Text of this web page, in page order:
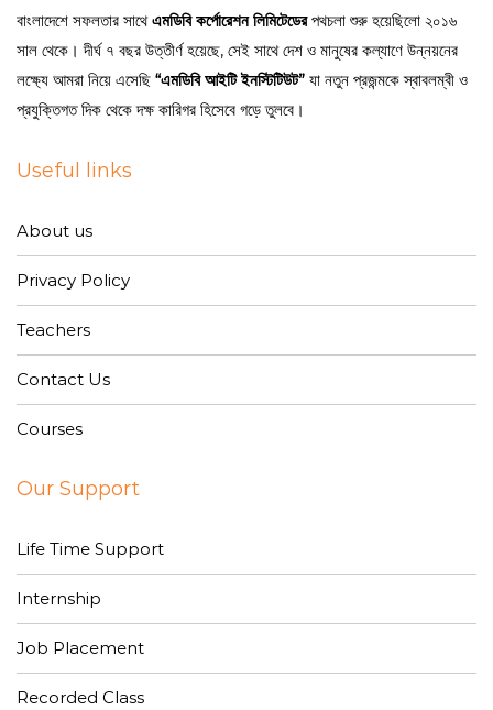
বাংলাদেশে সফলতার সাথেএমডিবি কর্পোরেশন লিমিটেডেরপথচলা শুরু হয়েছিলো ২০১৬
সাল থেকে। দীর্ঘ ৭ বছর উত্তীর্ণ হয়েছে, সেই সাথে দেশ ও মানুষের কল্যাণে উন্নয়নের
লক্ষ্যে আমরা নিয়ে এসেছি “এমডিবি আইটি ইনস্টিটিউট” যা নতুন প্রজন্মকে স্বাবলম্বী ও
প্রযুক্তিগত দিক থেকে দক্ষ কারিগর হিসেবে গড়ে তুলবে।
Useful links
About us
Privacy Policy
Teachers
Contact Us
Courses
Our Support
Life Time Support
Internship
Job Placement
Recorded Class